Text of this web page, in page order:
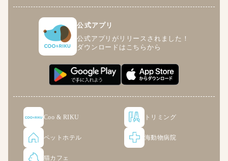
公式アプリ
公式アプリがリリースされました！
ダウンロードはこちらから
Coo & RIKU トリミング
ペットホテル 海動物病院
猫カフェ